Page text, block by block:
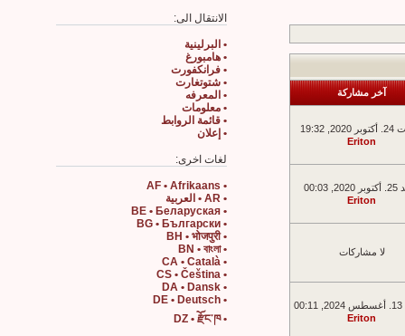
آخر مشاركة
19:32
Eriton
00:03
Eriton
لا مشاركات
Eriton
الانتقال الى:
• البرلينية
• هامبورغ
• فرانكفورت
• شتوتغارت
• المعرفه
• معلومات
• قائمة الروابط
• إعلان
لغات اخرى:
• AF • Afrikaans
• AR • العربية
• BE • Беларуская
• BG • Български
• BH • भोजपुरी
• BN • বাংলা
• CA • Català
• CS • Čeština
• DA • Dansk
• DE • Deutsch
• DZ • རྫོང་ཁ